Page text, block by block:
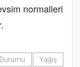
normalleri
Yağış